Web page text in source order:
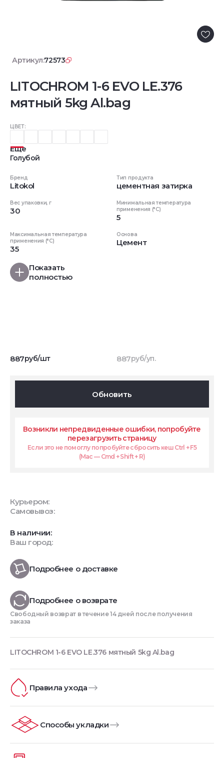
Артикул:72573
LITOCHROM 1-6 EVO LE.376
мятный 5kg Al.bag
ЦВЕТ:
Еще
Голубой
Бренд
Litokol
Тип продукта
цементная затирка
Вес упаковки, г
30
Минимальная температура
применения (°C)
5
Максимальная температура
применения (°C)
35
Основа
Цемент
Показать
полностью
887руб/шт 887руб/уп.
Обновить
Возникли непредвиденные ошибки, попробуйте
перезагрузить страницу
Если это не помоглу попробуйте сбросить кеш Ctrl + F5
(Mac — Cmd + Shift + R)
Курьером:
Самовывоз:
В наличии:
Ваш город:
Подробнее о доставке
Подробнее о возврате
Свободный возврат в течение 14 дней после получения
заказа
LITOCHROM 1-6 EVO LE.376 мятный 5kg Al.bag
Правила ухода
Способы укладки